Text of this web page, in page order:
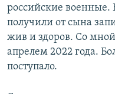
российские военные.
получили от сына
жив и здоров. Со
апрелем 2022 года.
поступало.